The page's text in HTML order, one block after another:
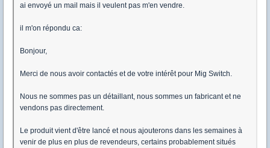
ai envoyé un mail mais il veulent pas m'en vendre.
il m'on répondu ca:
Bonjour,
Merci de nous avoir contactés et de votre intérêt pour Mig Switch.
Nous ne sommes pas un détaillant, nous sommes un fabricant et ne
vendons pas directement.
Le produit vient d'être lancé et nous ajouterons dans les semaines à
venir de plus en plus de revendeurs, certains probablement situés